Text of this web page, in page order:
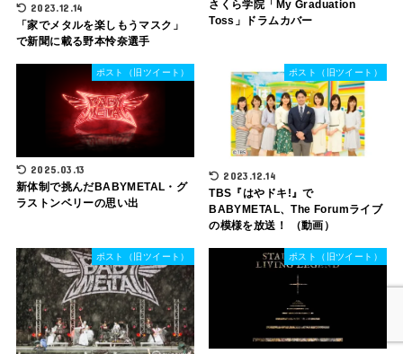
2023.12.14
「家でメタルを楽しもうマスク」
で新聞に載る野本怜奈選手
さくら学院「My Graduation
Toss」ドラムカバー
ポスト（旧ツイート）
2025.03.13
新体制で挑んだBABYMETAL・グ
ラストンベリーの思い出
ポスト（旧ツイート）
2023.12.14
TBS『はやドキ!』で
BABYMETAL、The Forumライブ
の模様を放送！ （動画）
ポスト（旧ツイート） ポスト（旧ツイート）